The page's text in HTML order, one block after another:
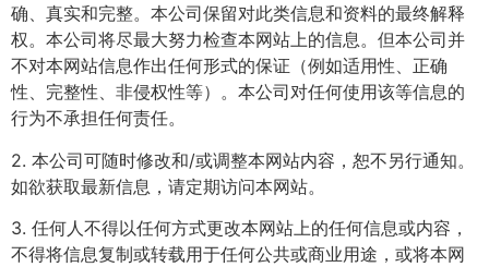
确、真实和完整。本公司保留对此类信息和资料的最终解释
权。本公司将尽最大努力检查本网站上的信息。但本公司并
不对本网站信息作出任何形式的保证（例如适用性、正确
性、完整性、非侵权性等）。本公司对任何使用该等信息的
行为不承担任何责任。
2. 本公司可随时修改和/或调整本网站内容，恕不另行通知。
如欲获取最新信息，请定期访问本网站。
3. 任何人不得以任何方式更改本网站上的任何信息或内容，
不得将信息复制或转载用于任何公共或商业用途，或将本网